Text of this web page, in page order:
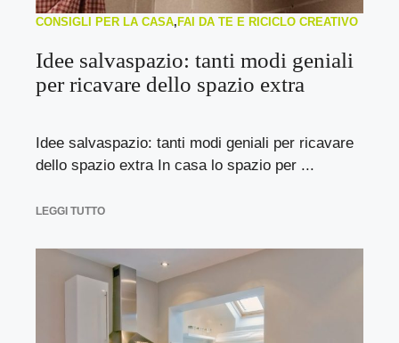
CONSIGLI PER LA CASA,FAI DA TE E RICICLO CREATIVO
Idee salvaspazio: tanti modi geniali
per ricavare dello spazio extra
Idee salvaspazio: tanti modi geniali per ricavare
dello spazio extra In casa lo spazio per ...
LEGGI TUTTO